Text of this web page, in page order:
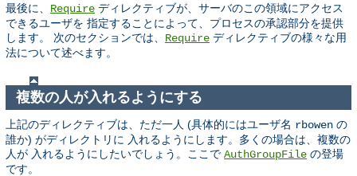
最後に、 Require ディレクティブが、サーバのこの領域にアクセス
できるユーザを 指定することによって、プロセスの承認部分を提供
します。 次のセクションでは、 Require ディレクティブの様々な用
法について述べます。
複数の人が入れるようにする
上記のディレクティブは、ただ一人 (具体的にはユーザ名 rbowen の
誰か) がディレクトリに 入れるようにします。多くの場合は、複数の
人が 入れるようにしたいでしょう。ここで AuthGroupFile の登場
です。